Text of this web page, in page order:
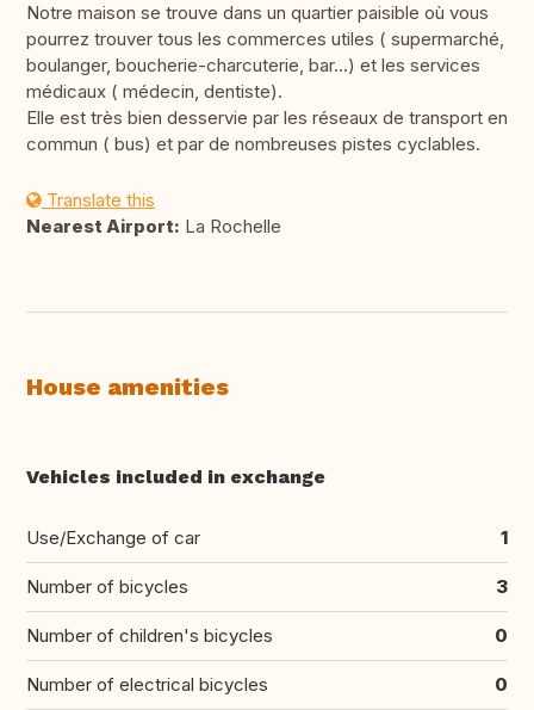
Notre maison se trouve dans un quartier paisible où vous
pourrez trouver tous les commerces utiles ( supermarché,
boulanger, boucherie-charcuterie, bar...) et les services
médicaux ( médecin, dentiste).
Elle est très bien desservie par les réseaux de transport en
commun ( bus) et par de nombreuses pistes cyclables.
Translate this
Nearest Airport: La Rochelle
House amenities
Vehicles included in exchange
Use/Exchange of car 1
Number of bicycles 3
Number of children's bicycles 0
Number of electrical bicycles 0